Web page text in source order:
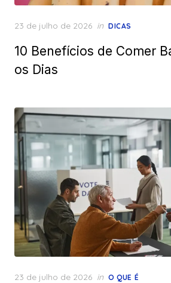
Posted
23 de julho de 2026 in DICAS
10 Benefícios de Comer
os Dias
Posted
23 de julho de 2026 in O QUE É